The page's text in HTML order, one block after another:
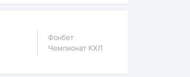
Фонбет
Чемпионат КХЛ